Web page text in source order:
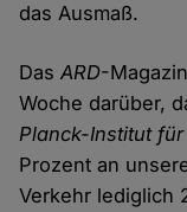
das Ausmaß.
DasARD-Magazin
Woche darüber,
Planck-Institut für
Prozent an
Verkehr lediglich